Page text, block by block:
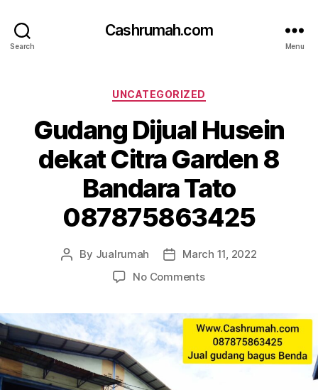
Search
Cashrumah.com
Menu
Categories
UNCATEGORIZED
Gudang Dijual Husein
dekat Citra Garden 8
Bandara Tato
087875863425
Post
By Jualrumah
PostMarch 11, 2022
No Commentson
Husein
dekat
Citra